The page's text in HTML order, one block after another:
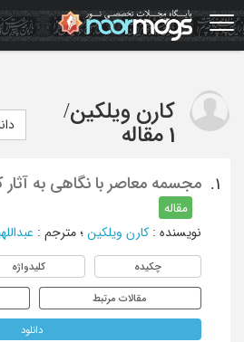
Skip
to
main
کارن ویلکین/
1 مقاله
1. مجسمه معاصر با نگاهی به
مقاله
نویسنده : کارن ویلکین ؛ مترجم :
چکیده کلیدواژه
مقالات مرتبط
دانلود